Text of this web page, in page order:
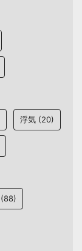
浮気 (20)
(88)